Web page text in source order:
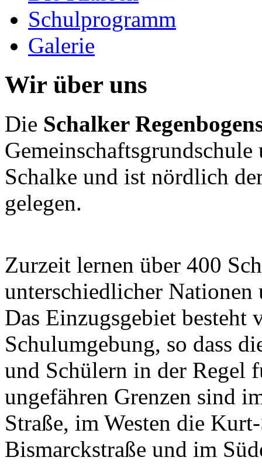
Schulprogramm
Galerie
Wir über uns
Die Schalker
Schalke und ist nördlich
gelegen.
Zurzeit lernen über 400
unterschiedlicher
Das Einzugsgebiet besteht
Schulumgebung, so dass
und Schülern in der Regel
ungefähren Grenzen sind
Straße, im Westen die
Bismarckstraße und im